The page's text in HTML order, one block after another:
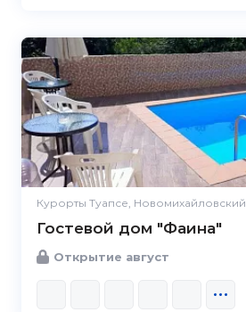
Курорты Туапсе, Новомихайловский
Гостевой дом "Фаина"
Открытие август